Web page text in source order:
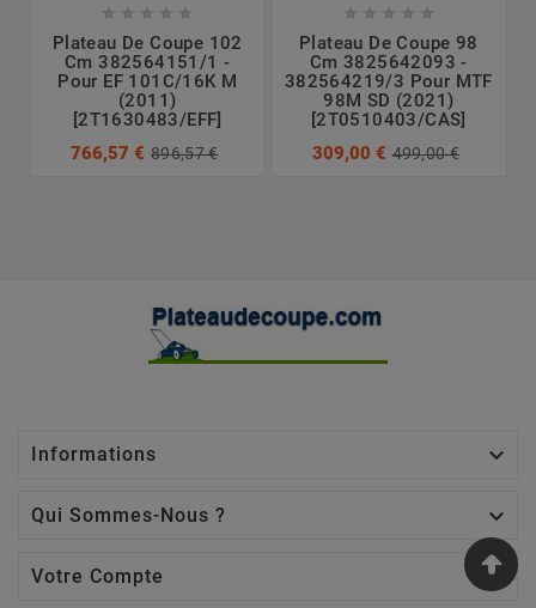
    
Plateau De Coupe 102
Cm 382564151/1 -
Pour EF 101C/16K M
(2011)
[2T1630483/EFF]
766,57 € 896,57 €
    
Plateau De Coupe 98
Cm 3825642093 -
382564219/3 Pour MTF
98M SD (2021)
[2T0510403/CAS]
309,00 € 499,00 €
Informations 
Qui Sommes-Nous ? 
Votre Compte 